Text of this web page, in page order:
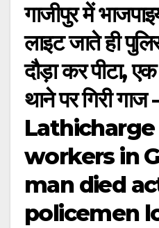
गाजीपुर में
लाइट जाते ही
दौड़ा कर पीटा,
थाने पर गिरी गाज
Lathicharge
workers in
man died
policemen